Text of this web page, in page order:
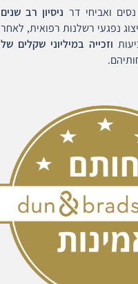
ואביחי דר ניסיון רב שנים
נפגעי רשלנות רפואית, לאחר
וזכייה במיליוני שקלים של